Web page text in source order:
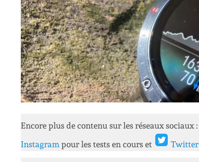
Encore plus de contenu sur les réseaux sociaux :
Instagram pour les tests en cours et Twitter